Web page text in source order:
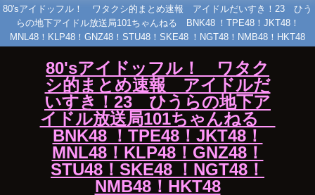
80'sアイドッフル！ ワタクシ的まとめ速報 アイドルだいすき！23 ひう
らの地下アイドル放送局101ちゃんねる BNK48 ！TPE48！JKT48！
MNL48！KLP48！GNZ48！STU48！SKE48 ！NGT48！NMB48！HKT48
80'sアイドッフル！ ワタク
シ的まとめ速報 アイドルだ
いすき！23 ひうらの地下ア
イドル放送局101ちゃんねる
BNK48 ！TPE48！JKT48！
MNL48！KLP48！GNZ48！
STU48！SKE48 ！NGT48！
NMB48！HKT48